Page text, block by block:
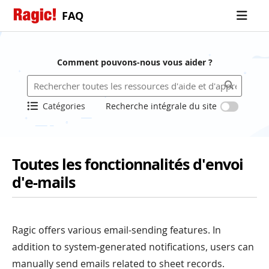
FAQ
Comment pouvons-nous vous aider ?
Catégories Recherche intégrale du site
Toutes les fonctionnalités d'envoi
d'e-mails
Ragic offers various email-sending features. In
addition to system-generated notifications, users can
manually send emails related to sheet records.